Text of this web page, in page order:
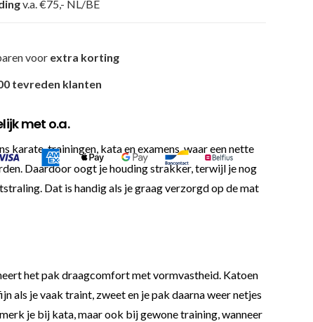
v.a. €75,- NL/BE
voor extra korting
tevreden klanten
met o.a.
karate-trainingen, kata en examens, waar een nette
Daardoor oogt je houding strakker, terwijl je nog
Dat is handig als je graag verzorgd op de mat
het pak draagcomfort met vormvastheid. Katoen
als je vaak traint, zweet en je pak daarna weer netjes
je bij kata, maar ook bij gewone training, wanneer